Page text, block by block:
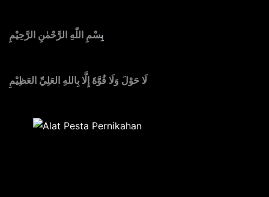
بِسْمِ اللّٰهِ الرَّحْمٰنِ الرَّحِيْمِ
لَا حَوْلَ وَلَا قُوَّةَ إِلَّا بِاللهِ العَلِيِّ العَظِيْمِ